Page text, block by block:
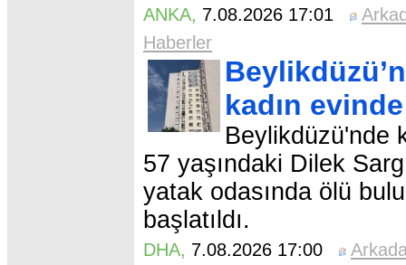
ANKA, 7.08.2026 17:01
Haberler
kadın
Beylikdüzü'nde
57 yaşındaki Dilek
yatak odasında ölü
başlatıldı.
DHA, 7.08.2026 17:00